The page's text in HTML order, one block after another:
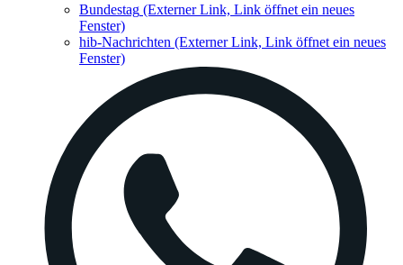
Bundestag (Externer Link, Link öffnet ein neues
Fenster)
hib-Nachrichten (Externer Link, Link öffnet ein neues
Fenster)